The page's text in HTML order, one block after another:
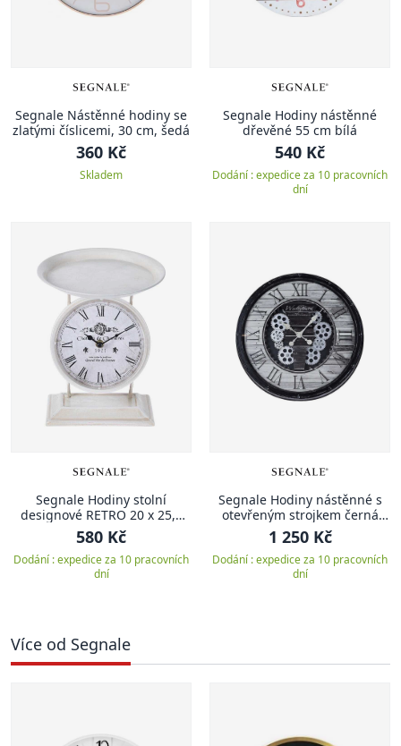
Segnale Nástěnné hodiny se
zlatými číslicemi, 30 cm, šedá
360 Kč
Skladem
Segnale Hodiny nástěnné
dřevěné 55 cm bílá
540 Kč
Dodání : expedice za 10 pracovních
dní
Segnale Hodiny stolní
designové RETRO 20 x 25,5
cm
580 Kč
Dodání : expedice za 10 pracovních
dní
Segnale Hodiny nástěnné s
otevřeným strojkem černá
KO-KL5000100cern
1 250 Kč
Dodání : expedice za 10 pracovních
dní
Více od Segnale